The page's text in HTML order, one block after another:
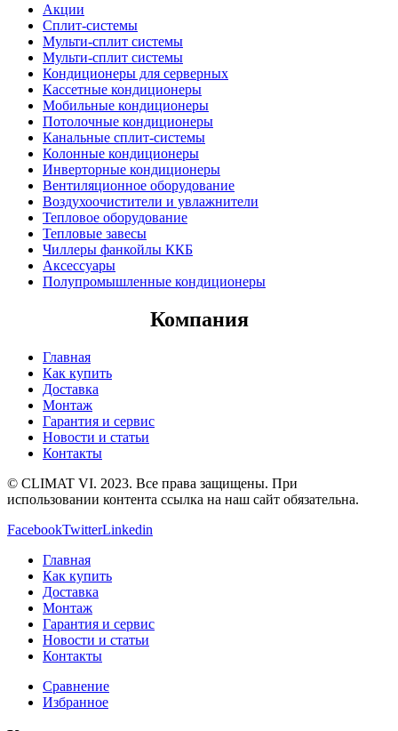
Акции
Сплит-системы
Мульти-сплит системы
Мульти-сплит системы
Кондиционеры для серверных
Кассетные кондиционеры
Мобильные кондиционеры
Потолочные кондиционеры
Канальные сплит-системы
Колонные кондиционеры
Инверторные кондиционеры
Вентиляционное оборудование
Воздухоочистители и увлажнители
Тепловое оборудование
Тепловые завесы
Чиллеры фанкойлы ККБ
Аксессуары
Полупромышленные кондиционеры
Компания
Главная
Как купить
Доставка
Монтаж
Гарантия и сервис
Новости и статьи
Контакты
© CLIMAT VI. 2023. Все права защищены. При
использовании контента ссылка на наш сайт обязательна.
FacebookTwitterLinkedin
Главная
Как купить
Доставка
Монтаж
Гарантия и сервис
Новости и статьи
Контакты
Сравнение
Избранное